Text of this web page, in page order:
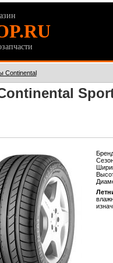
Continental